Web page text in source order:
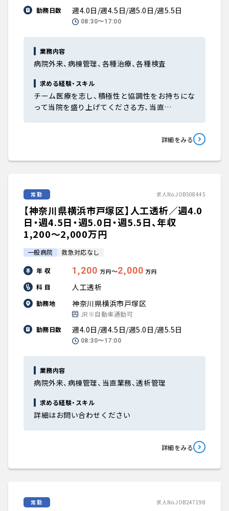
勤務日数
週4.0日/週4.5日/週5.0日/週5.5日
08:30〜17:00
業務内容
病院外来、病棟管理、各種治療、各種検査
求める経験・スキル
チーム医療を志し、積極性と協調性をお持ちにな
って当院を盛り上げてくださる方、当直…
詳細をみる
常勤 求人No.JOB508445
【神奈川県横浜市戸塚区】人工透析／週4.0
日・週4.5日・週5.0日・週5.5日、年収
1,200〜2,000万円
一般病院 救急対応なし
年 収 1,200 万円〜2,000 万円
科 目 人工透析
勤務地 神奈川県横浜市戸塚区
JR※自動車通勤可
勤務日数
週4.0日/週4.5日/週5.0日/週5.5日
08:30〜17:00
業務内容
病院外来、病棟管理、当直業務、透析管理
求める経験・スキル
詳細はお問い合わせください
詳細をみる
常勤 求人No.JOB247198